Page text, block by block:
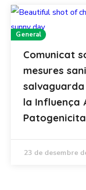
General
Comunicat
mesures
la Influença
23 de desembre